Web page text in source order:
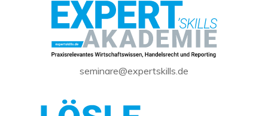
seminare@expertskills.de